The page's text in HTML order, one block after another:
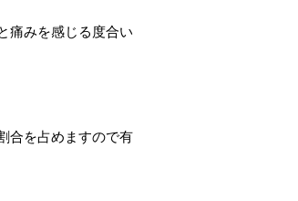
痛みを感じる度合い
合を占めますので有